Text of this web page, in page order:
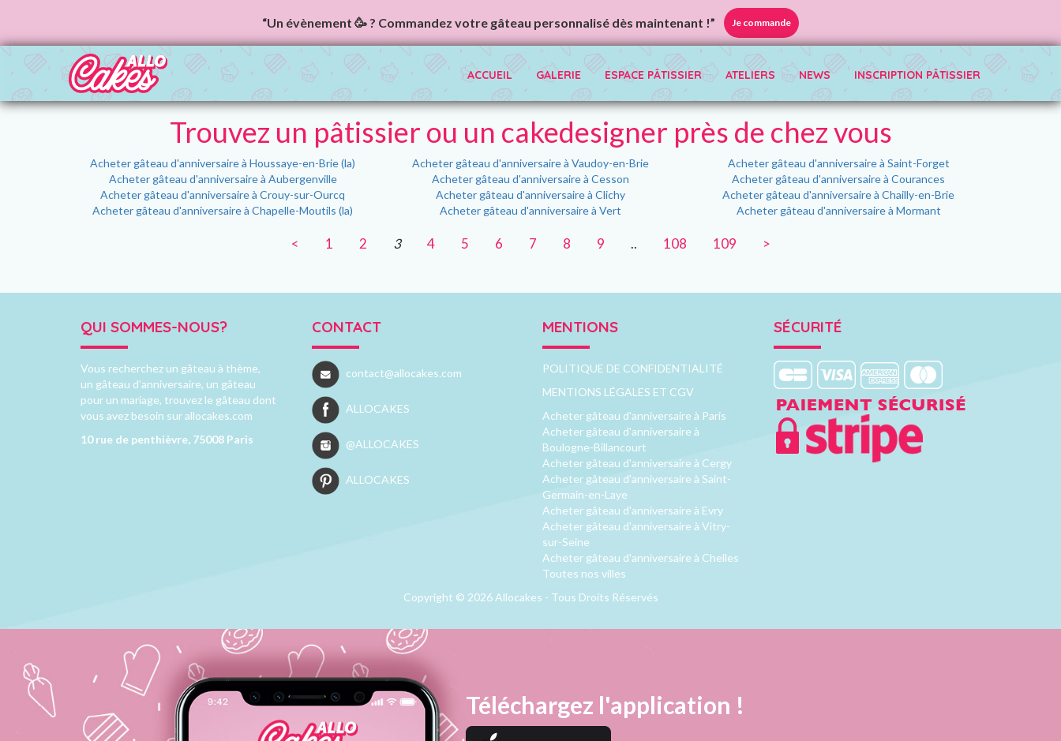
“Un évènement 🥳 ? Commandez votre gâteau personnalisé dès maintenant !” Je commande
ACCUEIL GALERIE ESPACE PÂTISSIER ATELIERS NEWS INSCRIPTION PÂTISSIER
Trouvez un pâtissier ou un cakedesigner près de chez vous
Acheter gâteau d'anniversaire à Houssaye-en-Brie (la) Acheter gâteau d'anniversaire à Vaudoy-en-Brie
Acheter gâteau d'anniversaire à Saint-Forget
Acheter gâteau d'anniversaire à Aubergenville
Acheter gâteau d'anniversaire à Cesson
Acheter gâteau d'anniversaire à Courances
Acheter gâteau d'anniversaire à Crouy-sur-Ourcq
Acheter gâteau d'anniversaire à Clichy
Acheter gâteau d'anniversaire à Chailly-en-Brie
Acheter gâteau d'anniversaire à Chapelle-Moutils (la)
Acheter gâteau d'anniversaire à Vert Acheter gâteau d'anniversaire à Mormant
< 1 2 3 4 5 6 7 8 9 .. 108 109 >
QUI SOMMES-NOUS?
Vous recherchez un gâteau à thème,
un gâteau d’anniversaire, un gâteau
pour un mariage, trouvez le gâteau dont
vous avez besoin sur allocakes.com
10 rue de penthièvre, 75008 Paris
CONTACT
contact@allocakes.com
ALLOCAKES
@ALLOCAKES
ALLOCAKES
MENTIONS
POLITIQUE DE CONFIDENTIALITÉ
MENTIONS LÉGALES ET CGV
Acheter gâteau d'anniversaire à Paris
Acheter gâteau d'anniversaire à
Boulogne-Billancourt
Acheter gâteau d'anniversaire à Cergy
Acheter gâteau d'anniversaire à Saint-
Germain-en-Laye
Acheter gâteau d'anniversaire à Evry
Acheter gâteau d'anniversaire à Vitry-
sur-Seine
Acheter gâteau d'anniversaire à Chelles
Toutes nos villes
SÉCURITÉ
Copyright © 2026 Allocakes - Tous Droits Réservés
Téléchargez l'application !